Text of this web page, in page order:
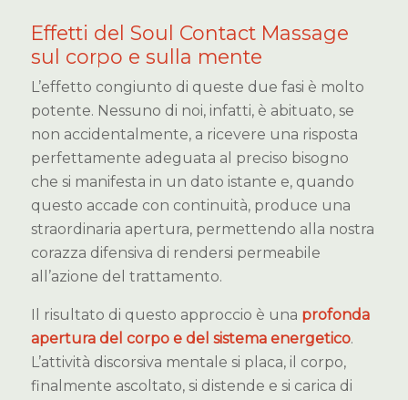
Effetti del Soul Contact Massage
sul corpo e sulla mente
L’effetto congiunto di queste due fasi è molto
potente. Nessuno di noi, infatti, è abituato, se
non accidentalmente, a ricevere una risposta
perfettamente adeguata al preciso bisogno
che si manifesta in un dato istante e, quando
questo accade con continuità, produce una
straordinaria apertura, permettendo alla nostra
corazza difensiva di rendersi permeabile
all’azione del trattamento.
Il risultato di questo approccio è una profonda
apertura del corpo e del sistema energetico.
L’attività discorsiva mentale si placa, il corpo,
finalmente ascoltato, si distende e si carica di